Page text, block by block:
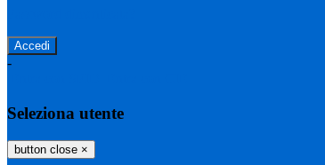
-
Seleziona utente
button close ×